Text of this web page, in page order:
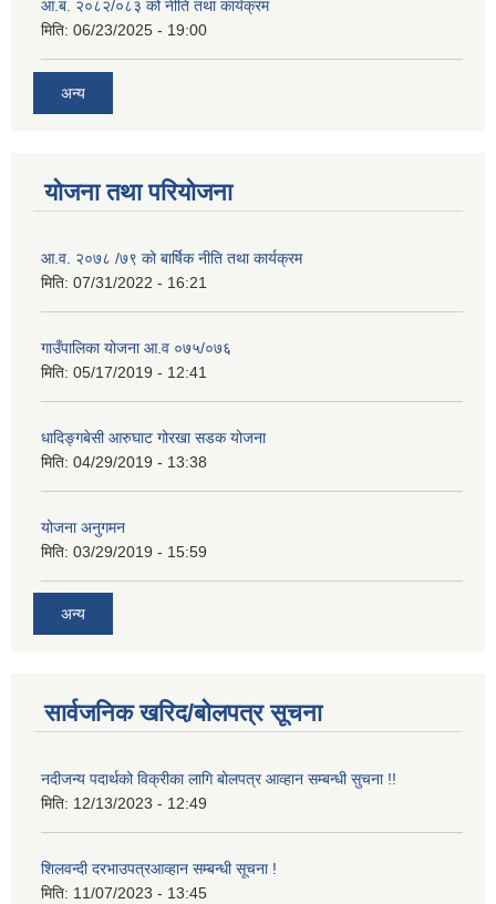
आ.ब. २०८२/०८३ को नीति तथा कार्यक्रम
मिति: 06/23/2025 - 19:00
अन्य
योजना तथा परियोजना
आ.व. २०७८ /७९ को बार्षिक नीति तथा कार्यक्रम
मिति: 07/31/2022 - 16:21
गाउँपालिका योजना आ.व ०७५/०७६
मिति: 05/17/2019 - 12:41
धादिङ्गबेसी आरुघाट गोरखा सडक योजना
मिति: 04/29/2019 - 13:38
योजना अनुगमन
मिति: 03/29/2019 - 15:59
अन्य
सार्वजनिक खरिद/बोलपत्र सूचना
नदीजन्य पदार्थको विक्रीका लागि बोलपत्र आव्हान सम्बन्धी सुचना !!
मिति: 12/13/2023 - 12:49
शिलवन्दी दरभाउपत्रआव्हान सम्बन्धी सूचना !
मिति: 11/07/2023 - 13:45